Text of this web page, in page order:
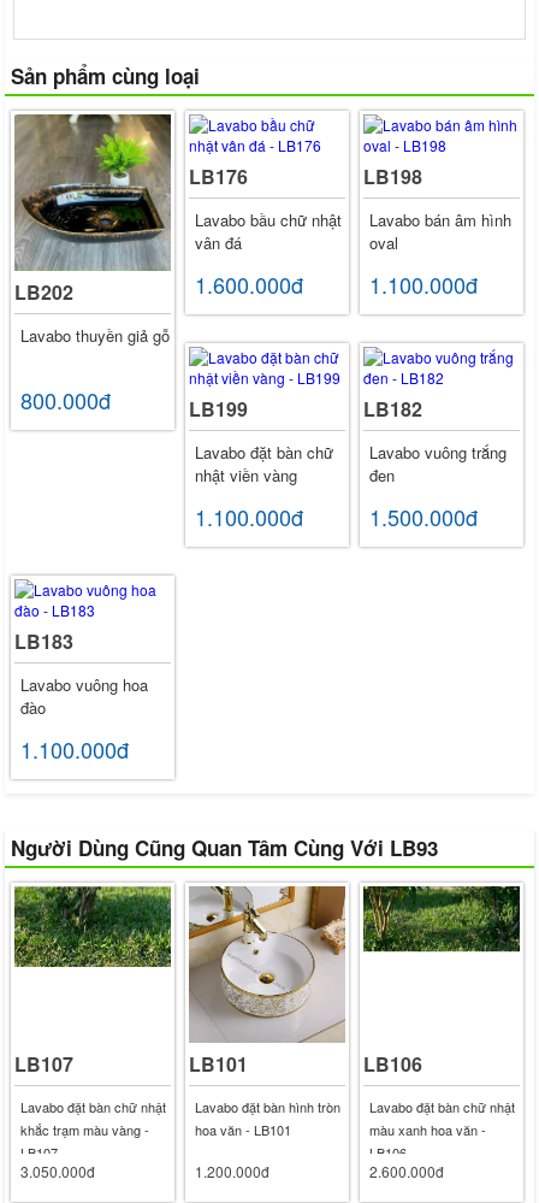
Sản phẩm cùng loại
LB202
Lavabo thuyền giả gỗ
800.000đ
LB176
Lavabo bầu chữ nhật
vân đá
1.600.000đ
LB198
Lavabo bán âm hình
oval
1.100.000đ
LB199
Lavabo đặt bàn chữ
nhật viền vàng
1.100.000đ
LB182
Lavabo vuông trắng
đen
1.500.000đ
LB183
Lavabo vuông hoa
đào
1.100.000đ
Người Dùng Cũng Quan Tâm Cùng Với LB93
LB107
Lavabo đặt bàn chữ nhật
khắc trạm màu vàng -
LB107
3.050.000đ
LB101
Lavabo đặt bàn hình tròn
hoa văn - LB101
1.200.000đ
LB106
Lavabo đặt bàn chữ nhật
màu xanh hoa văn -
LB106
2.600.000đ